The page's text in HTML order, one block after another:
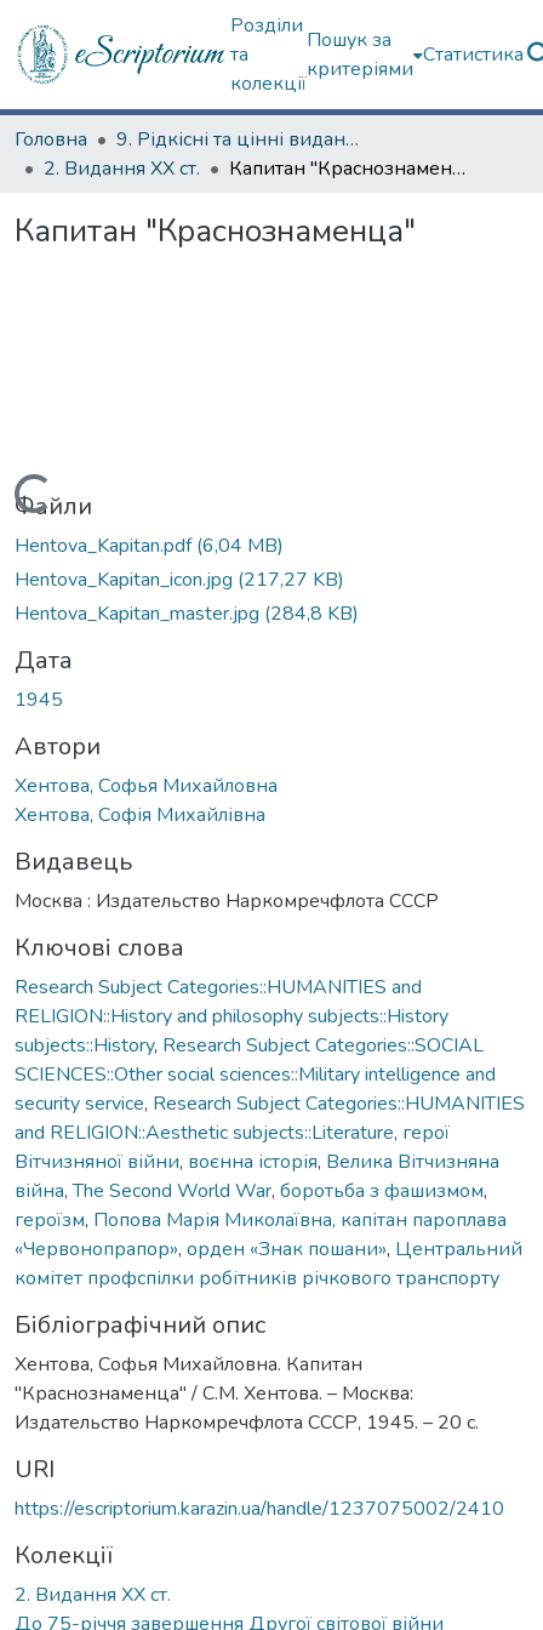
Розділи
та
колекції
Пошук за
критеріями
Статистика
Головна
9. Рідкісні та цінні видання
2. Видання ХХ ст.
Капитан "Краснознаменца"
Капитан "Краснознаменца"
Вантажиться...
Файли
Hentova_Kapitan.pdf(6,04 MB)
Hentova_Kapitan_icon.jpg (217,27 KB)
Hentova_Kapitan_master.jpg (284,8 KB)
Дата
1945
Автори
Хентова, Софья Михайловна
Хентова, Софія Михайлівна
Видавець
Москва : Издательство Наркомречфлота СССР
Ключові слова
Research Subject Categories::HUMANITIES and
RELIGION::History and philosophy subjects::History
subjects::History, Research Subject Categories::SOCIAL
SCIENCES::Other social sciences::Military intelligence and
security service, Research Subject Categories::HUMANITIES
and RELIGION::Aesthetic subjects::Literature, герої
Вітчизняної війни, воєнна історія, Велика Вітчизняна
війна,The Second World War, боротьба з фашизмом,
героїзм, Попова Марія Миколаївна, капітан пароплава
«Червонопрапор», орден «Знак пошани», Центральний
комітет профспілки робітників річкового транспорту
Бібліографічний опис
Хентова, Софья Михайловна. Капитан
"Краснознаменца" / С.М. Хентова. – Москва:
Издательство Наркомречфлота СССР, 1945. – 20 с.
URI
https://escriptorium.karazin.ua/handle/1237075002/2410
Колекції
2. Видання ХХ ст.
До 75-річчя завершення Другої світової війни